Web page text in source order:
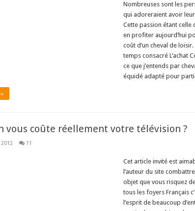
Nombreuses sont les
qui adoreraient avoir
Cette passion étant celle
en profiter aujourd’hui
coût d’un cheval de loisir.
temps consacré L’achat
ce que j’entends par
équidé adapté pour
vous coûte réellement votre télévision ?
11
Cet article invité est
l’auteur du site
objet que vous risquez
tous les foyers Français
l’esprit de beaucoup